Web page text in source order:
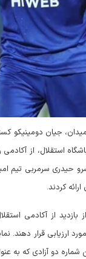
جیان دومینیکو
استقلال، از
حیدری سرمربی تیم
ارائه کردند.
بازدید از آکادمی
ارزیابی قرار دهند.
شماره دو آزادی که